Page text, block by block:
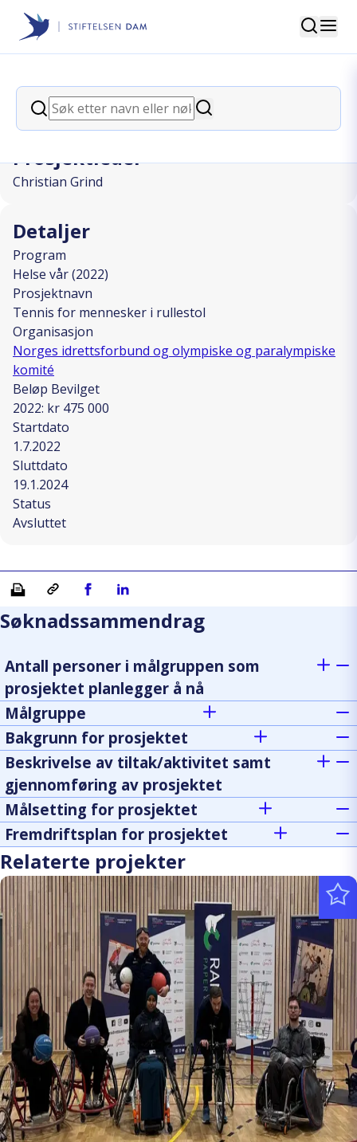
Stiftelsen Dam
Søk
Søk
Søk
back
Tennis for mennesker i rullestol
Prosjektleder
Christian Grind
Detaljer
Program
Helse vår (2022)
Prosjektnavn
Tennis for mennesker i rullestol
Organisasjon
Norges idrettsforbund og olympiske og paralympiske
komité
Beløp Bevilget
2022: kr 475 000
Startdato
1.7.2022
Sluttdato
19.1.2024
Status
Avsluttet
Skriv ut Kopiera länkDel på Facebook
Del på Linkedin
Søknadssammendrag
Antall personer i målgruppen som
prosjektet planlegger å nå
Målgruppe
Bakgrunn for prosjektet
Beskrivelse av tiltak/aktivitet samt
gjennomføring av prosjektet
Målsetting for prosjektet
Fremdriftsplan for prosjektet
Relaterte projekter